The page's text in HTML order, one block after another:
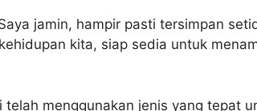
jamin, hampir pasti tersimpan
kita, siap sedia untuk
menggunakan jenis yang tepat